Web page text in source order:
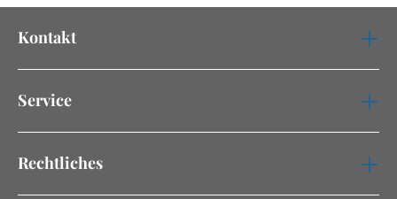
Kontakt
Service
Rechtliches